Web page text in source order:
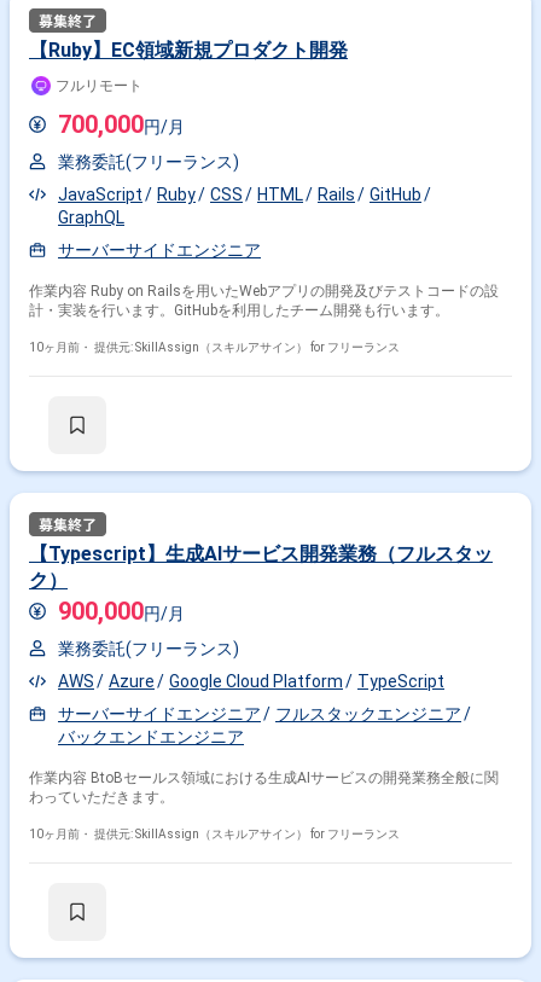
【Ruby】EC領域新規プロダクト開発
フルリモート
700,000円/月
業務委託(フリーランス)
JavaScript
Ruby CSS HTML Rails
GitHub
GraphQL
サーバーサイドエンジニア
作業内容 Ruby on Railsを用いたWebアプリの開発及びテストコードの設
計・実装を行います。GitHubを利用したチーム開発も行います。
10ヶ月前・ 提供元: SkillAssign（スキルアサイン） for フリーランス
【Typescript】生成AIサービス開発業務（フルスタッ
ク）
900,000円/月
業務委託(フリーランス)
AWS
Azure Google Cloud Platform
TypeScript
サーバーサイドエンジニア
フルスタックエンジニア
バックエンドエンジニア
作業内容 BtoBセールス領域における生成AIサービスの開発業務全般に関
わっていただきます。
10ヶ月前・ 提供元: SkillAssign（スキルアサイン） for フリーランス